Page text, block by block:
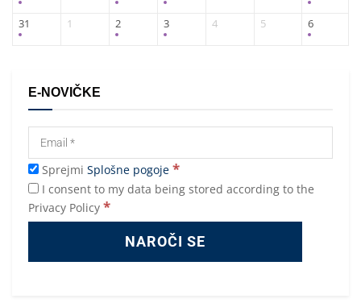
31 1 2 3 4 5 6
E-NOVIČKE
Sprejmi Splošne pogoje *
I consent to my data being stored according to the
Privacy Policy *